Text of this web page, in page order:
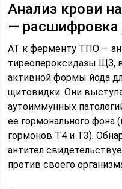
Анализ крови
— расшифровка
АТ к ферменту ТПО —
тиреопероксидазы ЩЗ,
активной формы йода
щитовидки. Они
аутоиммунных
ее гормонального фона
гормонов T4 и T3).
антител
против своего